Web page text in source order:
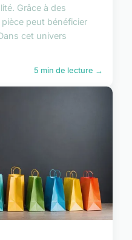
Grâce à des
peut bénéficier
cet univers
5 min de lecture →